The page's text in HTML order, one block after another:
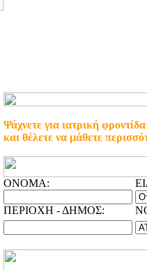
Ψάχνετε για ιατρική φροντίδα
και θέλετε να μάθετε
ONOMA:
ΠΕΡΙΟΧΗ - ΔΗΜΟΣ: